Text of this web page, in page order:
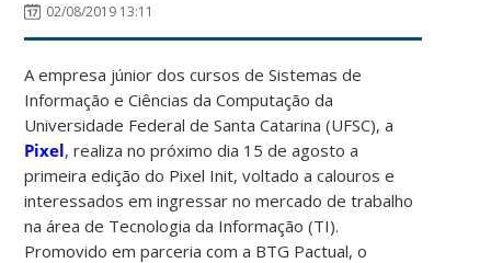
02/08/2019 13:11
A empresa júnior dos cursos de Sistemas de
Informação e Ciências da Computação da
Universidade Federal de Santa Catarina (UFSC), a
Pixel, realiza no próximo dia 15 de agosto a
primeira edição do Pixel Init, voltado a calouros e
interessados em ingressar no mercado de trabalho
na área de Tecnologia da Informação (TI).
Promovido em parceria com a BTG Pactual, o